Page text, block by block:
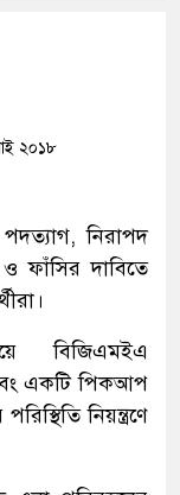
২০১৮
পদত্যাগ, নিরাপদ
ফাঁসির দাবিতে
বিজিএমইএ
এবং একটি পিকআপ
নিয়ন্ত্রণে